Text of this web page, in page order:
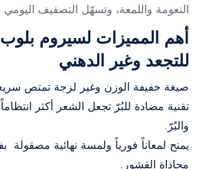
النعومة واللمعة، وتسهّل التصفيف
أهم المميزات لسيروم
للتجعد وغير الدهني
صيغة خفيفة الوزن وغير لزجة تمتص
تقنية مضادة للبُرّ تجعل الشعر أكثر
والبُرّ.
يمنح لمعاناً فورياً ولمسة نهائية مصقولة
محاذاة القشور.